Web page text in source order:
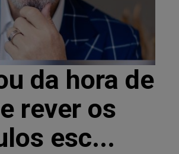
da hora de
rever os
esc...